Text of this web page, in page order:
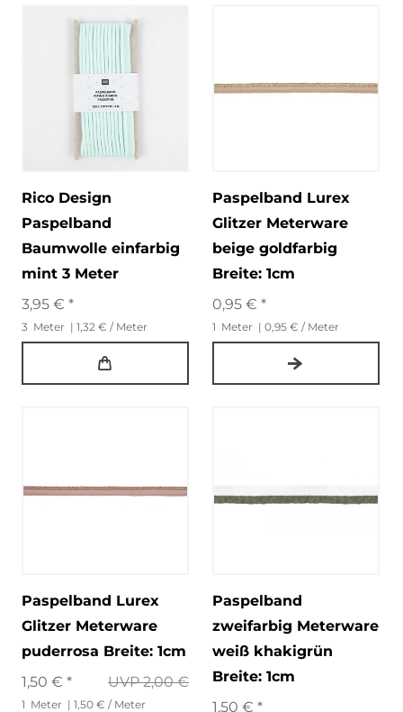
Rico Design
Paspelband
Baumwolle einfarbig
mint 3 Meter
3,95 € *
3 Meter | 1,32 € / Meter
Paspelband Lurex
Glitzer Meterware
beige goldfarbig
Breite: 1cm
0,95 € *
1 Meter | 0,95 € / Meter
Paspelband Lurex
Glitzer Meterware
puderrosa Breite: 1cm
UVP 2,00 €
1,50 € *
1 Meter | 1,50 € / Meter
Paspelband
zweifarbig Meterware
weiß khakigrün
Breite: 1cm
1,50 € *